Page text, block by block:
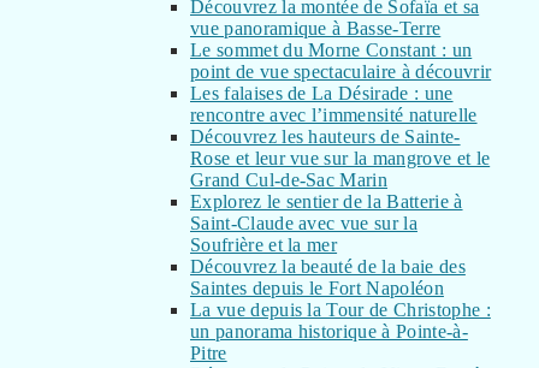
Découvrez la montée de Sofaïa et sa
vue panoramique à Basse-Terre
Le sommet du Morne Constant : un
point de vue spectaculaire à découvrir
Les falaises de La Désirade : une
rencontre avec l’immensité naturelle
Découvrez les hauteurs de Sainte-
Rose et leur vue sur la mangrove et le
Grand Cul-de-Sac Marin
Explorez le sentier de la Batterie à
Saint-Claude avec vue sur la
Soufrière et la mer
Découvrez la beauté de la baie des
Saintes depuis le Fort Napoléon
La vue depuis la Tour de Christophe :
un panorama historique à Pointe-à-
Pitre